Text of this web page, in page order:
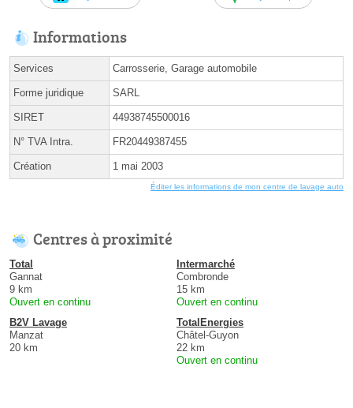
Informations
Services Carrosserie, Garage automobile
Forme juridique SARL
SIRET 44938745500016
N° TVA Intra. FR20449387455
Création 1 mai 2003
Éditer les informations de mon centre de lavage auto
Centres à proximité
Total
Gannat
9 km
Ouvert en continu
Intermarché
Combronde
15 km
Ouvert en continu
B2V Lavage
Manzat
20 km
TotalEnergies
Châtel-Guyon
22 km
Ouvert en continu